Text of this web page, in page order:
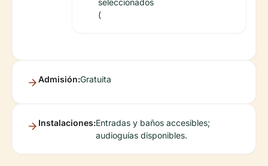
seleccionados
(
Admisión:Gratuita
Instalaciones:Entradas y baños accesibles;
audioguías disponibles.